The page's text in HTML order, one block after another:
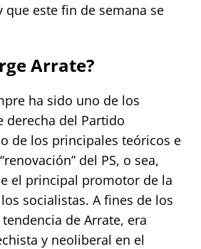
que este fin de semana se
Arrate?
ha sido uno de los
derecha del Partido
de los principales teóricos e
del PS, o sea,
el principal promotor de la
socialistas. A fines de los
de Arrate, era
y neoliberal en el